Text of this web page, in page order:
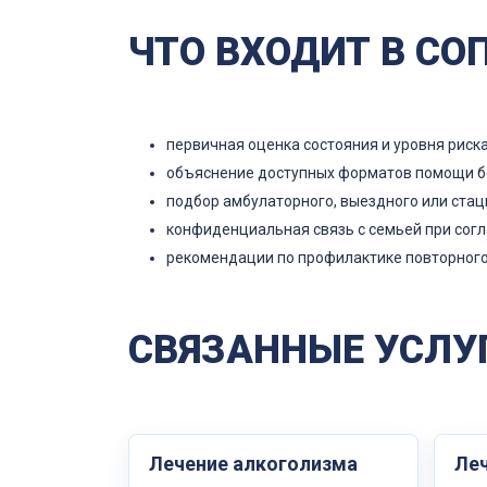
ЧТО ВХОДИТ В
первичная оценка состояния и уровня
объяснение доступных форматов помощи
подбор амбулаторного, выездного или
конфиденциальная связь с семьей при
рекомендации по профилактике
СВЯЗАННЫЕ
Лечение алкоголизма